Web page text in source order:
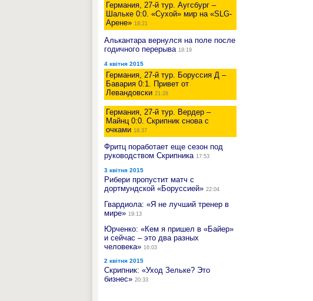
Германия, 27-й тур. Аугсбург –
Шальке 0:0. «Сухой» мир на «SLG-
Арене» 18:21
Алькантара вернулся на поле после
годичного перерыва 18:19
4 квітня 2015
Германия, 27-й тур. Боруссия Д –
Бавария 0:1. Привет от
Левандовски 21:28
Германия, 27-й тур. Вердер –
Майнц 0:0. Скрипник снова с
очками 18:37
Фритц поработает еще сезон под
руководством Скрипника 17:53
3 квітня 2015
Рибери пропустит матч с
дортмундской «Боруссией» 22:04
Гвардиола: «Я не лучший тренер в
мире» 19:13
Юрченко: «Кем я пришел в «Байер»
и сейчас – это два разных
человека» 16:03
2 квітня 2015
Скрипник: «Уход Зельке? Это
бизнес» 20:33